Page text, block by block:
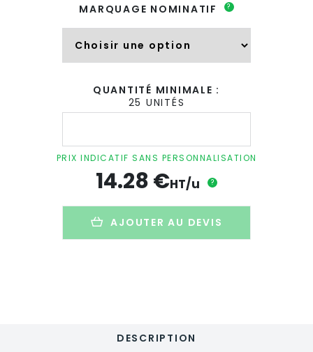
MARQUAGE NOMINATIF ?
QUANTITÉ MINIMALE :
25 UNITÉS
quantité
publicitaire
en
INOXIGLOU
PRIX INDICATIF SANS PERSONNALISATION
14.28€HT/u ?
AJOUTER AU DEVIS
DESCRIPTION